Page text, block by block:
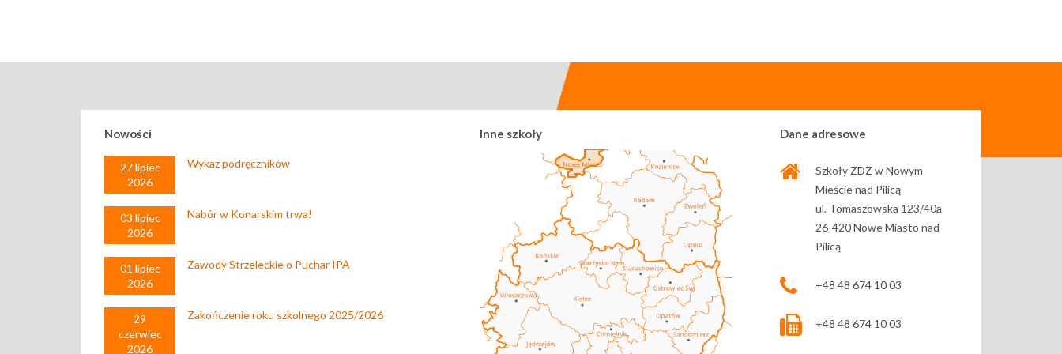
Nowości
27 lipiec
2026
Wykaz podręczników
03 lipiec
2026
Nabór w Konarskim trwa!
01 lipiec
2026
Zawody Strzeleckie o Puchar IPA
29
czerwiec
2026
Zakończenie roku szkolnego 2025/2026
Inne szkoły Dane adresowe
Szkoły ZDZ w Nowym
Mieście nad Pilicą
ul. Tomaszowska 123/40a
26-420 Nowe Miasto nad
Pilicą
+48 48 674 10 03
+48 48 674 10 03